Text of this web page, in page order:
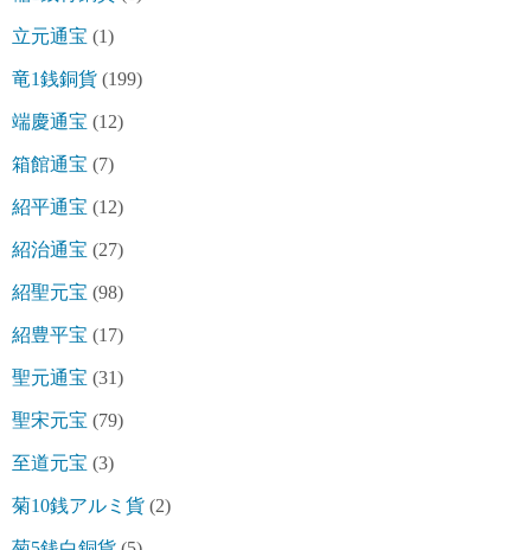
立元通宝 (1)
竜1銭銅貨 (199)
端慶通宝 (12)
箱館通宝 (7)
紹平通宝 (12)
紹治通宝 (27)
紹聖元宝 (98)
紹豊平宝 (17)
聖元通宝 (31)
聖宋元宝 (79)
至道元宝 (3)
菊10銭アルミ貨 (2)